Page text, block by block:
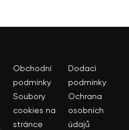
Obchodní
podmínky
Dodací
podmínky
Soubory
cookies na
stránce
Ochrana
osobních
údajů